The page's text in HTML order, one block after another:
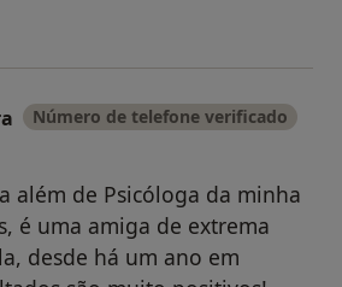
Número de telefone verificado
além de Psicóloga da minha
é uma amiga de extrema
desde há um ano em